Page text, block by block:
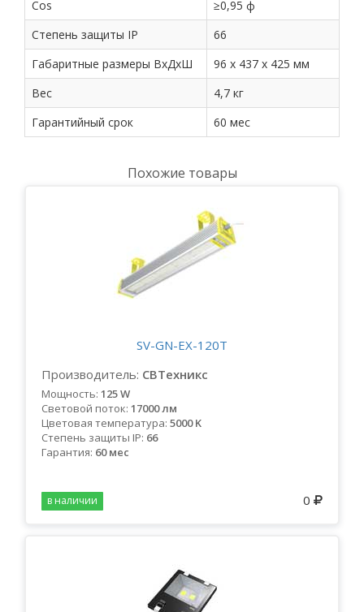
Cos
≥0,95 ф
Степень защиты IP
66
Габаритные размеры ВхДхШ
96 х 437 х 425 мм
Вес
4,7 кг
Гарантийный срок
60 мес
Похожие товары
SV-GN-EX-120Т
Производитель: СВТехникс
Мощность: 125 W
Световой поток: 17000 лм
Цветовая температура: 5000 K
Степень защиты IP: 66
Гарантия: 60 мес
0
в наличии